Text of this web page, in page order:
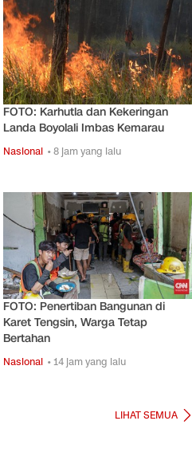
FOTO: Karhutla dan Kekeringan
Landa Boyolali Imbas Kemarau
Nasional • 8 jam yang lalu
FOTO: Penertiban Bangunan di
Karet Tengsin, Warga Tetap
Bertahan
Nasional • 14 jam yang lalu
LIHAT SEMUA